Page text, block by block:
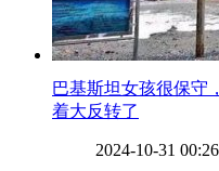
巴基斯坦女孩很保守
着大反转了
2024-10-31